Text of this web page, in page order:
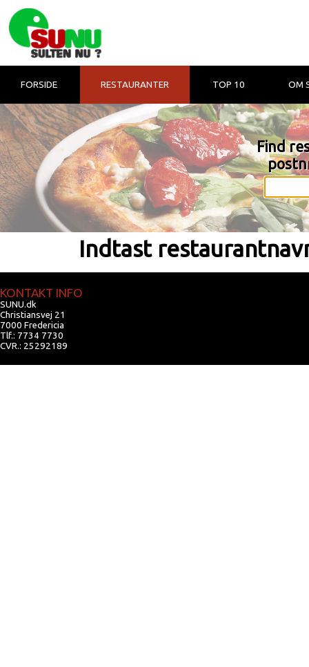
FORSIDE RESTAURANTER TOP 10 OM
Find
Indtast
KONTAKT INFO
SUNU.dk
Christiansvej 21
7000 Fredericia
Tlf.: 7734 7730
CVR.: 25292189